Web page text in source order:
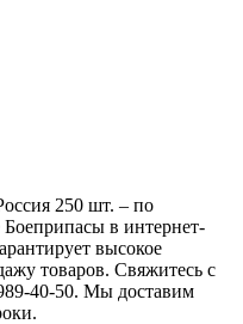
250 шт. – по
Боеприпасы в интернет-
высокое
товаров. Свяжитесь с
40-50. Мы доставим